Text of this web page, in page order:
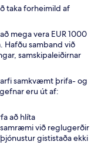
taka forheimild af
mega vera EUR 1000
Hafðu samband við
samskipaleiðirnar
samkvæmt þrifa- og
eru út af:
að hlíta
við reglugerðir
gististaða ekki